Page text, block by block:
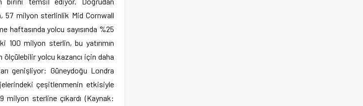
57 milyon sterlinlik Mid Cornwall
haftasında yolcu sayısında %25
100 milyon sterlin, bu yatırımın
yolcu kazancı için daha
genişliyor: Güneydoğu Londra
çeşitlenmenin etkisiyle
milyon sterline çıkardı (Kaynak: